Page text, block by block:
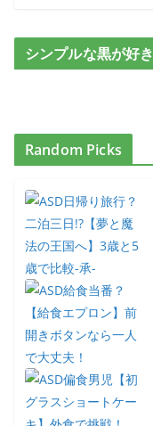
シンプルな黒が好き
Random Picks